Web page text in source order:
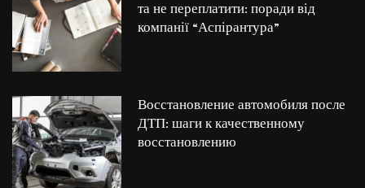
та не переплатити: поради від
компанії “Аспірантура”
Восстановление автомобиля после
ДТП: шаги к качественному
восстановлению